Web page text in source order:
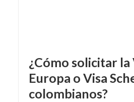
¿Cómo solicitar la
Europa o Visa
colombianos?